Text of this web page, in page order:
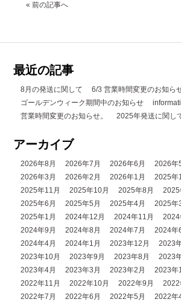
« 前の記事へ
最近の記事
8月の発送に関して
6/3 営業時間変更のお知ら
ゴールデンウィーク期間中のお知らせ
営業時間変更のお知らせ。
2025年発送に関し
アーカイブ
2026年8月 2026年7月 2026年6月 2026年
2026年3月
2026年2月 2026年1月
2025年
2025年11月
2025年10月 2025年8月
2025
2025年6月
2025年5月 2025年4月 2025年
2025年1月
2024年12月 2024年11月
2024
2024年9月
2024年8月 2024年7月 2024年
2024年4月
2024年1月 2023年12月
2023
2023年10月
2023年9月 2023年8月 2023
2023年4月
2023年3月 2023年2月 2023年
2022年11月
2022年10月 2022年9月
2022
2022年7月
2022年6月 2022年5月 2022年